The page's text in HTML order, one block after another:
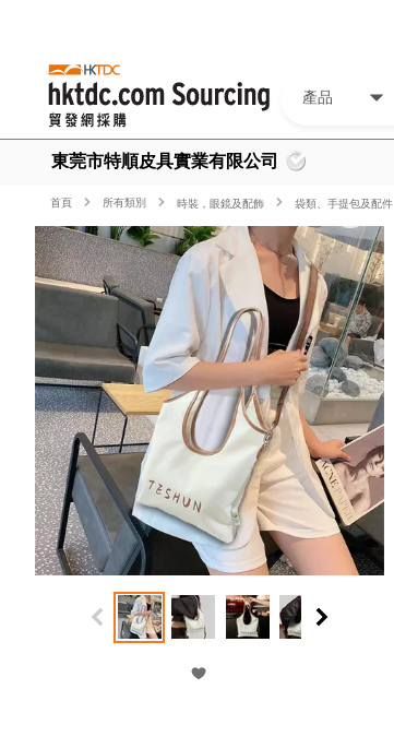
產品
東莞市特順皮具實業有限公司
首頁 所有類別 時裝，眼鏡及配飾 袋類、手提包及配件